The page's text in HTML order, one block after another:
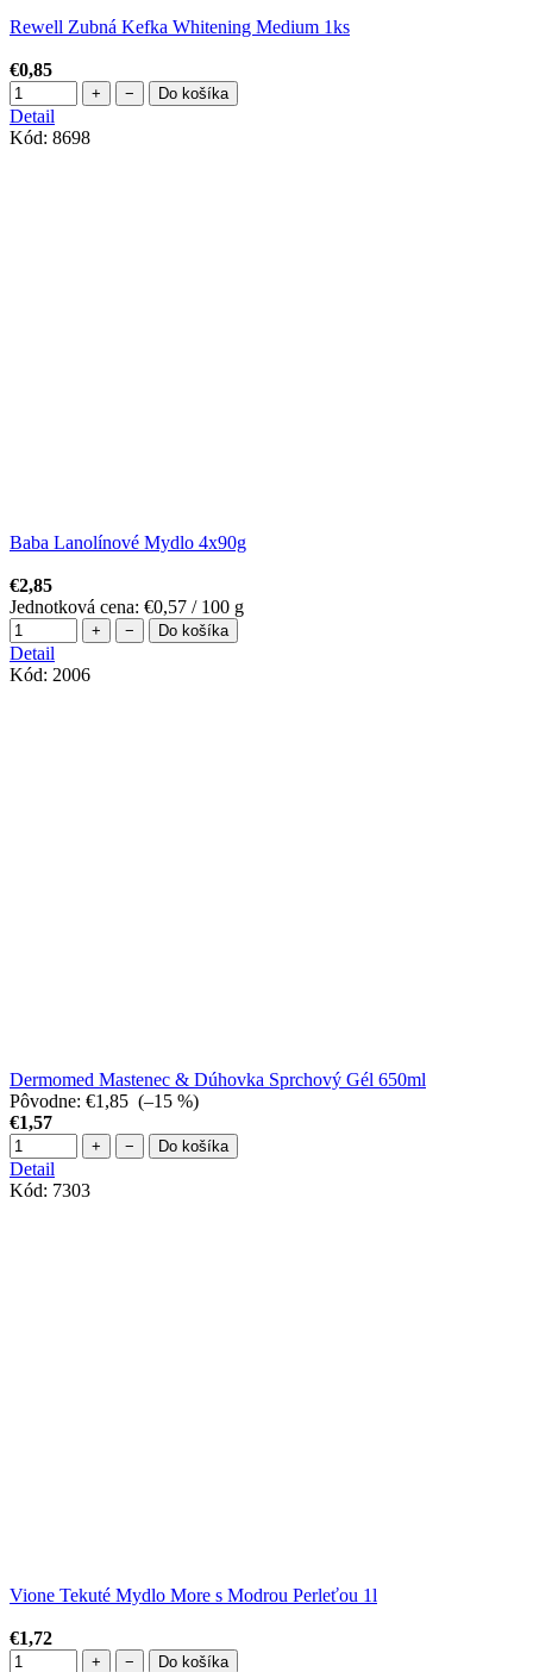
Rewell Zubná Kefka Whitening Medium 1ks
€0,85
+ − Do košíka
Detail
Kód: 8698
Baba Lanolínové Mydlo 4x90g
€2,85
Jednotková cena: €0,57 / 100 g
+ − Do košíka
Detail
Kód: 2006
Dermomed Mastenec & Dúhovka Sprchový Gél 650ml
Pôvodne: €1,85 (–15 %)
€1,57
+ − Do košíka
Detail
Kód: 7303
Vione Tekuté Mydlo More s Modrou Perleťou 1l
€1,72
+ − Do košíka